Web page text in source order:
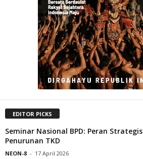
EDITOR PICKS
Seminar Nasional BPD: Peran
Penurunan TKD
NEON-8 - 17 April 2026